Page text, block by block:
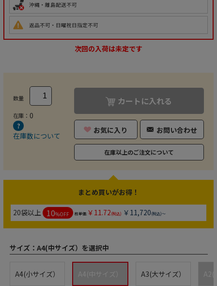
沖縄・離島配送不可
返品不可・日曜祝日指定不可
次回の入荷は未定です
数量
在庫： 0
在庫数について
カートに入れる
お気に入り お問い合わせ
在庫以上のご注文について
まとめ買いがお得！
20袋以上 10%OFF 枚単価:￥11.72(税込) ￥11,720(税込)～
サイズ： A4(中サイズ）を選択中
A4(小サイズ） A4(中サイズ） A3(大サイズ） A2(